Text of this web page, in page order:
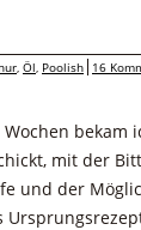
, Öl, Poolish 16
bekam
mit der
und der